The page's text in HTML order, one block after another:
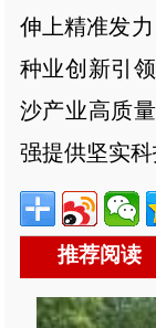
伸上精准发
种业创新引
沙产业高质
强提供坚实科
推荐阅读